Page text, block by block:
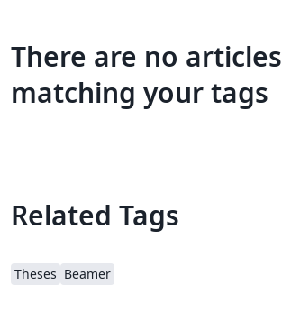
There are no articles
matching your tags
Related Tags
Theses Beamer